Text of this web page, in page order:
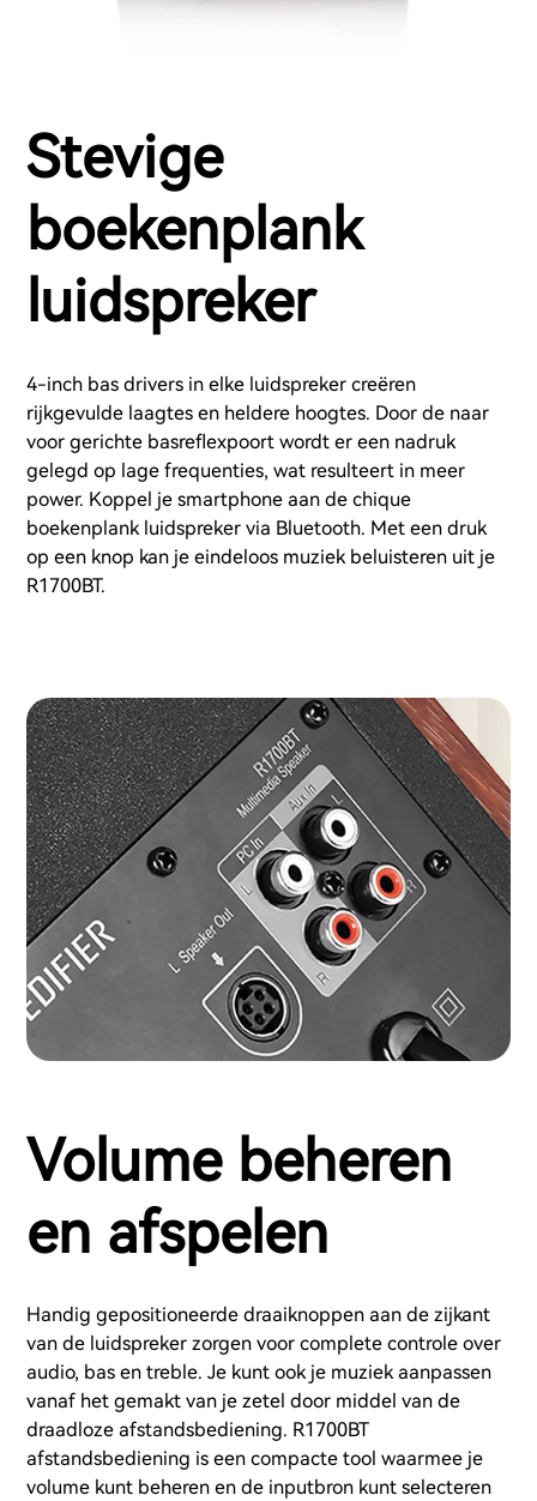
Stevige
boekenplank
luidspreker
4-inch bas drivers in elke luidspreker creëren
rijkgevulde laagtes en heldere hoogtes. Door de naar
voor gerichte basreflexpoort wordt er een nadruk
gelegd op lage frequenties, wat resulteert in meer
power. Koppel je smartphone aan de chique
boekenplank luidspreker via Bluetooth. Met een druk
op een knop kan je eindeloos muziek beluisteren uit je
R1700BT.
Volume beheren
en afspelen
Handig gepositioneerde draaiknoppen aan de zijkant
van de luidspreker zorgen voor complete controle over
audio, bas en treble. Je kunt ook je muziek aanpassen
vanaf het gemakt van je zetel door middel van de
draadloze afstandsbediening. R1700BT
afstandsbediening is een compacte tool waarmee je
volume kunt beheren en de inputbron kunt selecteren